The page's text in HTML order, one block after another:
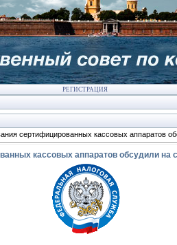
РЕГИСТРАЦИЯ
сертифицированных кассовых аппаратов
кассовых аппаратов обсудили на